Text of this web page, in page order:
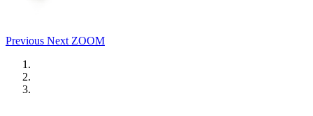
Previous Next ZOOM